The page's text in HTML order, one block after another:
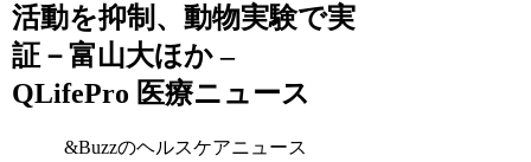
活動を抑制、動物実験で実
証－富山大ほか –
QLifePro 医療ニュース
&Buzzのヘルスケアニュース